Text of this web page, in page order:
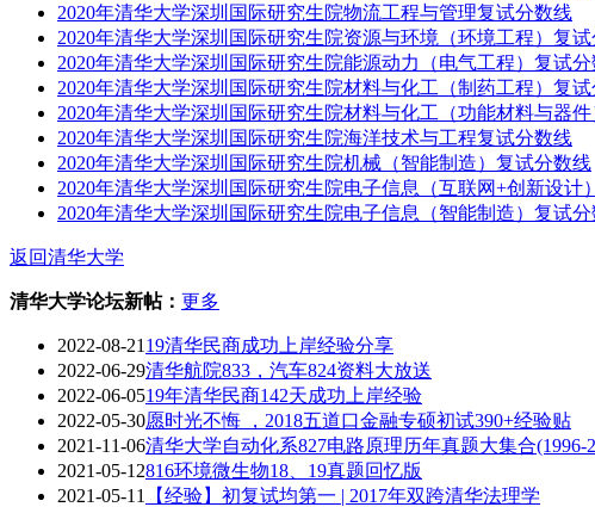
2020年清华大学深圳国际研究生院物流工程与管理复试分数线
2020年清华大学深圳国际研究生院资源与环境（环境工程）复
2020年清华大学深圳国际研究生院能源动力（电气工程）复试
2020年清华大学深圳国际研究生院材料与化工（制药工程）复
2020年清华大学深圳国际研究生院材料与化工（功能材料与器
2020年清华大学深圳国际研究生院海洋技术与工程复试分数线
2020年清华大学深圳国际研究生院机械（智能制造）复试分数线
2020年清华大学深圳国际研究生院电子信息（互联网+创新设计
2020年清华大学深圳国际研究生院电子信息（智能制造）复试
返回清华大学
清华大学论坛新帖： 更多
2022-08-21 19清华民商成功上岸经验分享
2022-06-29清华航院833，汽车824资料大放送
2022-06-0519年清华民商142天成功上岸经验
2022-05-30愿时光不悔 ，2018五道口金融专硕初试390+经验贴
2021-11-06清华大学自动化系827电路原理历年真题大集合(1996-
2021-05-12816环境微生物18、19真题回忆版
2021-05-11
【经验】初复试均第一 | 2017年双跨清华法理学